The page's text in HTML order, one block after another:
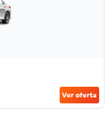
Ver oferta